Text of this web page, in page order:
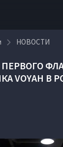
НОВОСТИ
VOYAH В